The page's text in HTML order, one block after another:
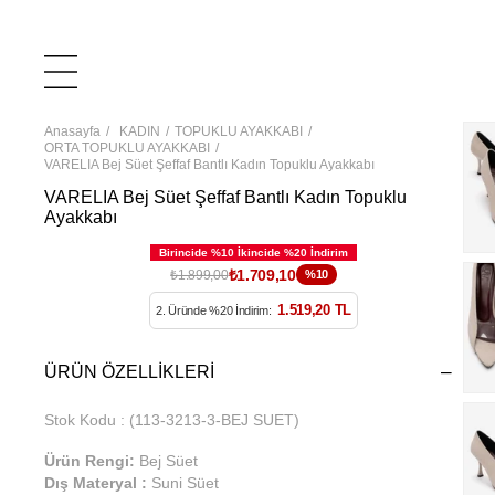
Anasayfa KADIN
TOPUKLU AYAKKABI
ORTA TOPUKLU AYAKKABI
VARELIA Bej Süet Şeffaf Bantlı Kadın Topuklu Ayakkabı
VARELIA Bej Süet Şeffaf Bantlı Kadın Topuklu
Ayakkabı
₺1.899,00₺1.709,10 %10
2. Üründe %20 İndirim: 1.519,20 TL
ÜRÜN ÖZELLIKLERI
Stok Kodu (113-3213-3-BEJ SUET)
Ürün Rengi: Bej Süet
Dış Materyal : Suni Süet